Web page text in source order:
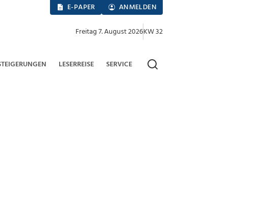
E-PAPER ANMELDEN
Freitag 7. August 2026KW 32
LESERREISE SERVICE